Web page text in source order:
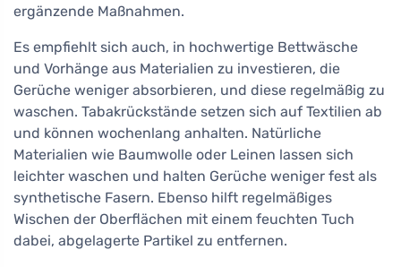
ergänzende Maßnahmen.
Es empfiehlt sich auch, in hochwertige Bettwäsche
und Vorhänge aus Materialien zu investieren, die
Gerüche weniger absorbieren, und diese regelmäßig zu
waschen. Tabakrückstände setzen sich auf Textilien ab
und können wochenlang anhalten. Natürliche
Materialien wie Baumwolle oder Leinen lassen sich
leichter waschen und halten Gerüche weniger fest als
synthetische Fasern. Ebenso hilft regelmäßiges
Wischen der Oberflächen mit einem feuchten Tuch
dabei, abgelagerte Partikel zu entfernen.